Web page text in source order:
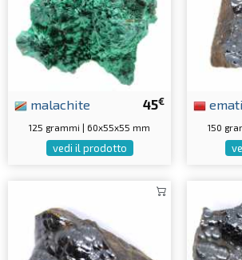
45€
malachite
125 grammi | 60x55x55 mm
vedi il prodotto
150